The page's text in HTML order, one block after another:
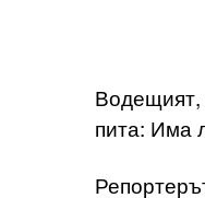
Водещият,
пита: Има